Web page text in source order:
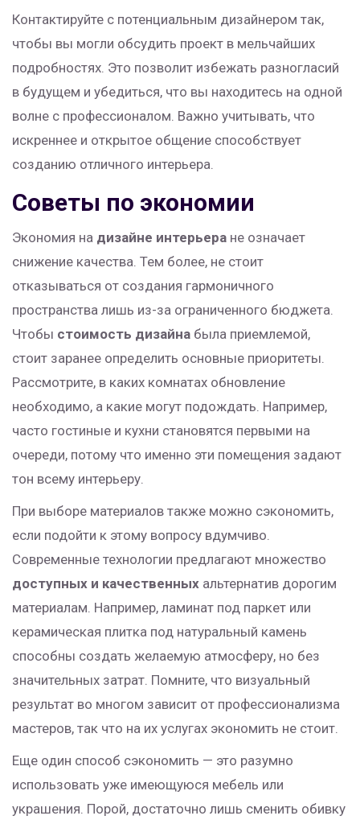
Контактируйте с потенциальным дизайнером так,
чтобы вы могли обсудить проект в мельчайших
подробностях. Это позволит избежать разногласий
в будущем и убедиться, что вы находитесь на одной
волне с профессионалом. Важно учитывать, что
искреннее и открытое общение способствует
созданию отличного интерьера.
Советы по экономии
Экономия на дизайне интерьера не означает
снижение качества. Тем более, не стоит
отказываться от создания гармоничного
пространства лишь из-за ограниченного бюджета.
Чтобы стоимость дизайна была приемлемой,
стоит заранее определить основные приоритеты.
Рассмотрите, в каких комнатах обновление
необходимо, а какие могут подождать. Например,
часто гостиные и кухни становятся первыми на
очереди, потому что именно эти помещения задают
тон всему интерьеру.
При выборе материалов также можно сэкономить,
если подойти к этому вопросу вдумчиво.
Современные технологии предлагают множество
доступных и качественных альтернатив дорогим
материалам. Например, ламинат под паркет или
керамическая плитка под натуральный камень
способны создать желаемую атмосферу, но без
значительных затрат. Помните, что визуальный
результат во многом зависит от профессионализма
мастеров, так что на их услугах экономить не стоит.
Еще один способ сэкономить — это разумно
использовать уже имеющуюся мебель или
украшения. Порой, достаточно лишь сменить обивку